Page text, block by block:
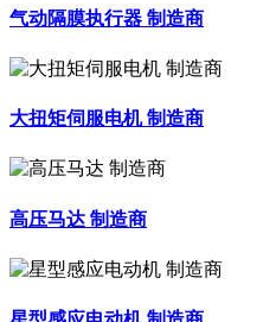
气动隔膜执行器 制造商
大扭矩伺服电机 制造商
高压马达 制造商